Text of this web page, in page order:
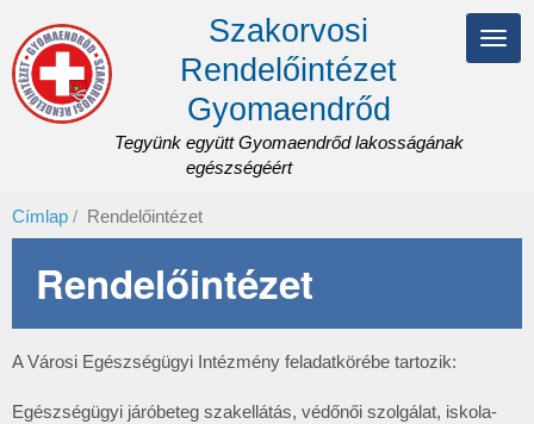
tartalomra
Szakorvosi
Rendelőintézet
Gyomaendrőd
Tegyünk együtt Gyomaendrőd lakosságának
egészségéért
Címlap Rendelőintézet
Rendelőintézet
A Városi Egészségügyi Intézmény feladatkörébe tartozik:
Egészségügyi járóbeteg szakellátás, védőnői szolgálat, iskola-